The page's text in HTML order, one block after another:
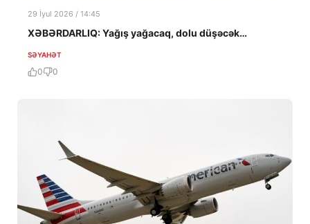
29 İyul 2026 / 14:45
XƏBƏRDARLIQ: Yağış yağacaq, dolu düşəcək…
SƏYAHƏT
0 0